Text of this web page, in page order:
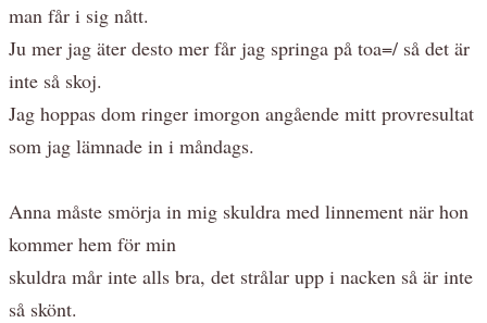
man får i sig nått.
Ju mer jag äter desto mer får jag springa på toa=/ så det är
inte så skoj.
Jag hoppas dom ringer imorgon angående mitt provresultat
som jag lämnade in i måndags.
Anna måste smörja in mig skuldra med linnement när hon
kommer hem för min
skuldra mår inte alls bra, det strålar upp i nacken så är inte
så skönt.